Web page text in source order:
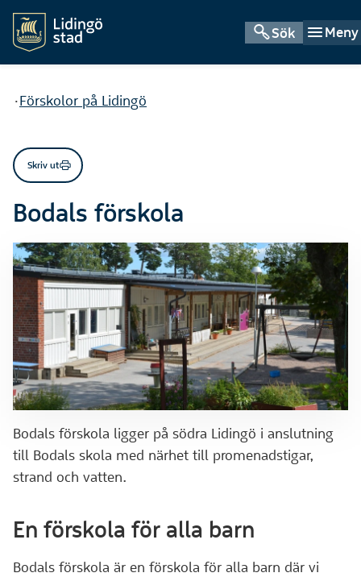
Sök Meny
Du är här:
Förskolor på Lidingö
Skriv ut
Bodals förskola
Bodals förskola ligger på södra Lidingö i anslutning
till Bodals skola med närhet till promenadstigar,
strand och vatten.
En förskola för alla barn
Bodals förskola är en förskola för alla barn där vi